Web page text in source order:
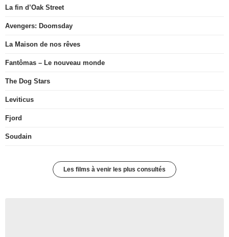
La fin d’Oak Street
Avengers: Doomsday
La Maison de nos rêves
Fantômas – Le nouveau monde
The Dog Stars
Leviticus
Fjord
Soudain
Les films à venir les plus consultés